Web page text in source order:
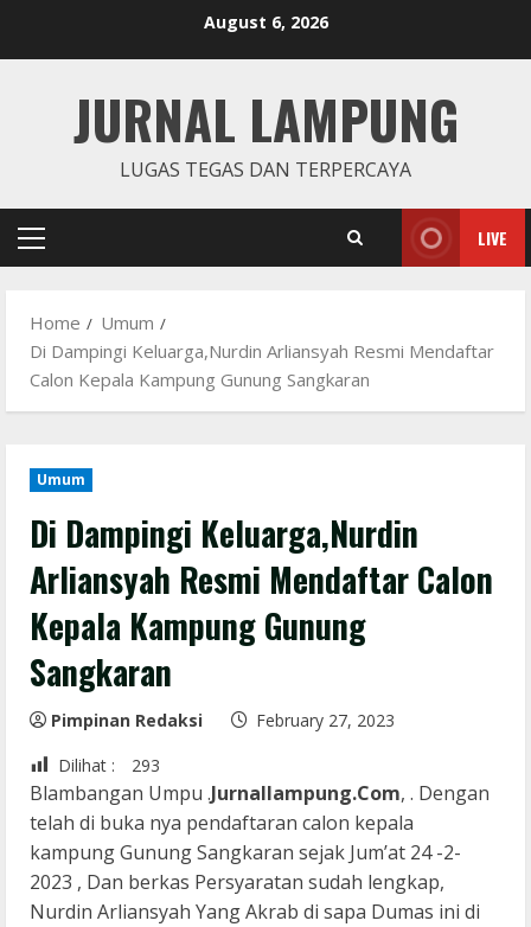
August 6, 2026
JURNAL LAMPUNG
LUGAS TEGAS DAN TERPERCAYA
Primary
LIVE
Home
Umum
Di Dampingi Keluarga,Nurdin Arliansyah Resmi Mendaftar
Calon Kepala Kampung Gunung Sangkaran
Umum
Di Dampingi Keluarga,Nurdin
Arliansyah Resmi Mendaftar Calon
Kepala Kampung Gunung
Sangkaran
Pimpinan Redaksi
February 27, 2023
Dilihat :
293
Blambangan Umpu .Jurnallampung.Com, . Dengan
telah di buka nya pendaftaran calon kepala
kampung Gunung Sangkaran sejak Jum’at 24 -2-
2023 , Dan berkas Persyaratan sudah lengkap,
Nurdin Arliansyah Yang Akrab di sapa Dumas ini di